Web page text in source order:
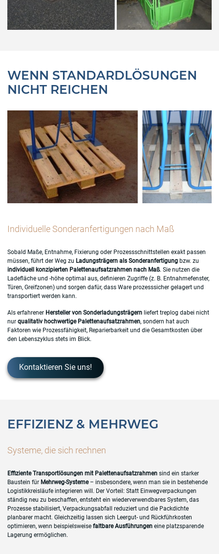
WENN STANDARDLÖSUNGEN
NICHT REICHEN
Individuelle Sonderanfertigungen nach Maß
Sobald Maße, Entnahme, Fixierung oder Prozessschnittstellen exakt passen
müssen, führt der Weg zu Ladungsträgern als Sonderanfertigung bzw. zu
individuell konzipierten Palettenaufsatzrahmen nach Maß. Sie nutzen die
Ladefläche und -höhe optimal aus, definieren Zugriffe (z. B. Entnahmefenster,
Türen, Greifzonen) und sorgen dafür, dass Ware prozesssicher gelagert und
transportiert werden kann.
Als erfahrener Hersteller von Sonderladungsträgern liefert treplog dabei nicht
nur qualitativ hochwertige Palettenaufsatzrahmen, sondern hat auch
Faktoren wie Prozessfähigkeit, Reparierbarkeit und die Gesamtkosten über
den Lebenszyklus stets im Blick.
Kontaktieren Sie uns!
EFFIZIENZ & MEHRWEG
Systeme, die sich rechnen
Effiziente Transportlösungen mit Palettenaufsatzrahmen sind ein starker
Baustein für Mehrweg-Systeme– insbesondere, wenn man sie in bestehende
Logistikkreisläufe integrieren will. Der Vorteil: Statt Einwegverpackungen
ständig neu zu beschaffen, entsteht ein wiederverwendbares System, das
Prozesse stabilisiert, Verpackungsabfall reduziert und die Packdichte
planbarer macht. Gleichzeitig lassen sich Leergut- und Rückführkosten
optimieren, wenn beispielsweise faltbare Ausführungen eine platzsparende
Lagerung ermöglichen.